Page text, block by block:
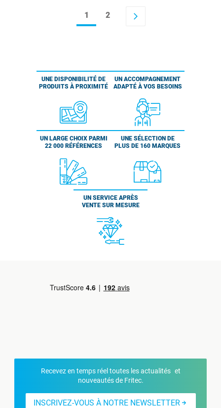
1 2 arrow_forward_ios
UNE DISPONIBILITÉ DE
PRODUITS À PROXIMITÉ
UN ACCOMPAGNEMENT
ADAPTÉ À VOS BESOINS
UN LARGE CHOIX PARMI
22 000 RÉFÉRENCES
UNE SÉLECTION DE
PLUS DE 160 MARQUES
UN SERVICE APRÈS
VENTE SUR MESURE
Recevez en temps réel toutes les actualités et
nouveautés de Fritec.
INSCRIVEZ-VOUS À NOTRE NEWSLETTER